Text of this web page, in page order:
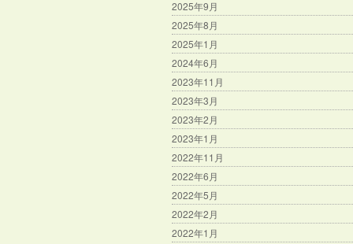
2025年9月
2025年8月
2025年1月
2024年6月
2023年11月
2023年3月
2023年2月
2023年1月
2022年11月
2022年6月
2022年5月
2022年2月
2022年1月